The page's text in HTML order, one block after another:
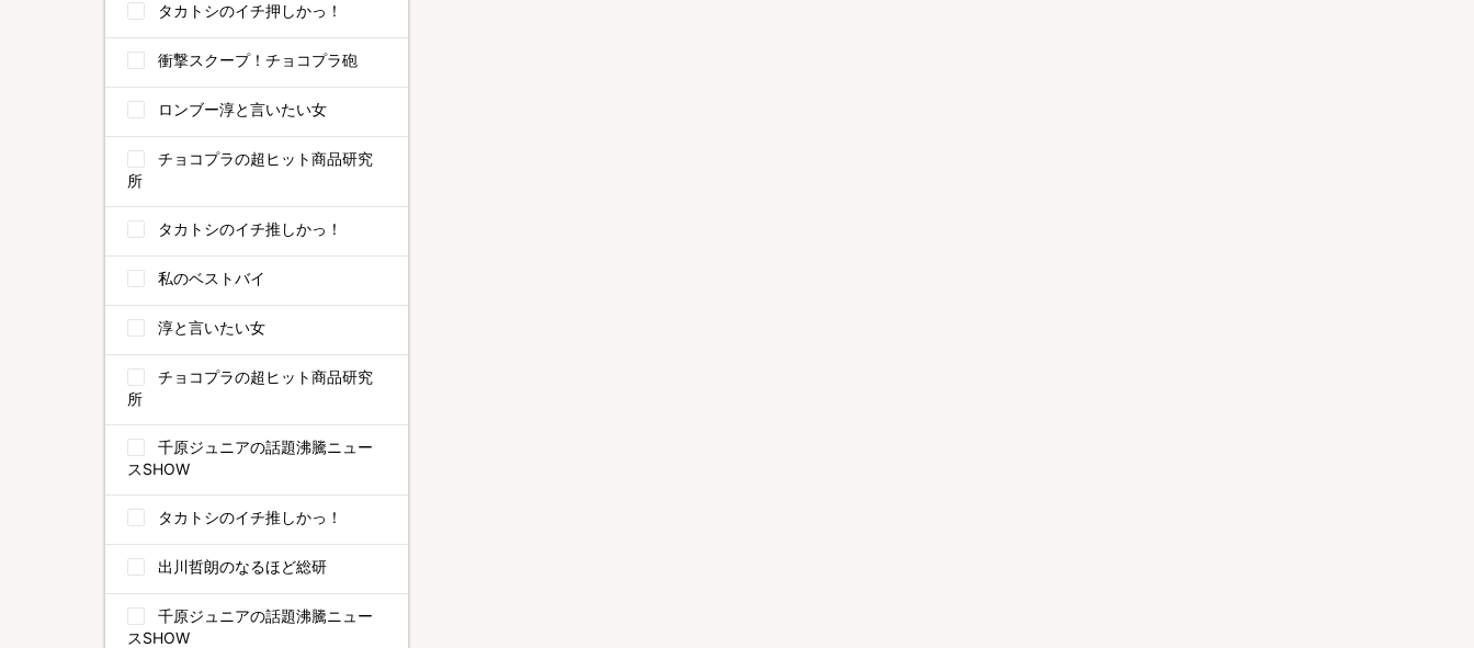
タカトシのイチ押しかっ！
衝撃スクープ！チョコプラ砲
ロンブー淳と言いたい女
チョコプラの超ヒット商品研究
所
タカトシのイチ推しかっ！
私のベストバイ
淳と言いたい女
チョコプラの超ヒット商品研究
所
千原ジュニアの話題沸騰ニュー
スSHOW
タカトシのイチ推しかっ！
出川哲朗のなるほど総研
千原ジュニアの話題沸騰ニュー
スSHOW